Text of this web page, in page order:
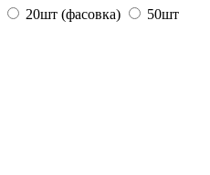
20шт (фасовка)
50шт